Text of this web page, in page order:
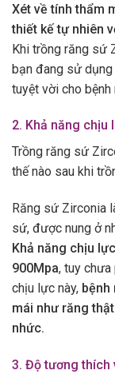
Xét về tính thẩm
thiết kế tự nhiên
Khi trồng răng sứ
bạn đang sử
tuyệt vời cho bệnh
2. Khả năng chịu
Trồng răng sứ
thế nào sau khi
Răng sứ Zirconia
sứ, được nung ở
Khả năng chịu
900Mpa, tuy
chịu lực này, bệnh
mái như răng
nhức.
3. Độ tương thích